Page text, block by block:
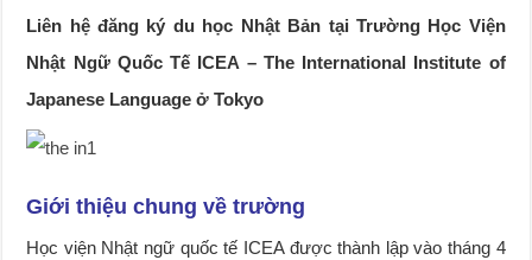
Liên hệ đăng ký du học Nhật Bản tại Trường Học Viện
Nhật Ngữ Quốc Tế ICEA – The International Institute of
Japanese Language ở Tokyo
Giới thiệu chung về trường
Học viện Nhật ngữ quốc tế ICEA được thành lập vào tháng 4